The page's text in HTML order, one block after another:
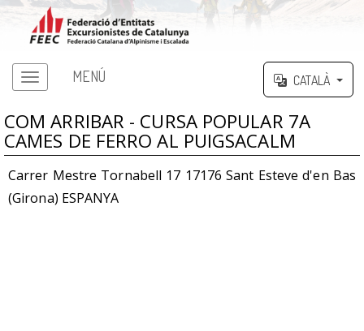
MENÚ CATALÀ
COM ARRIBAR - CURSA POPULAR 7A
CAMES DE FERRO AL PUIGSACALM
Carrer Mestre Tornabell 17 17176 Sant Esteve d'en Bas
(Girona) ESPANYA